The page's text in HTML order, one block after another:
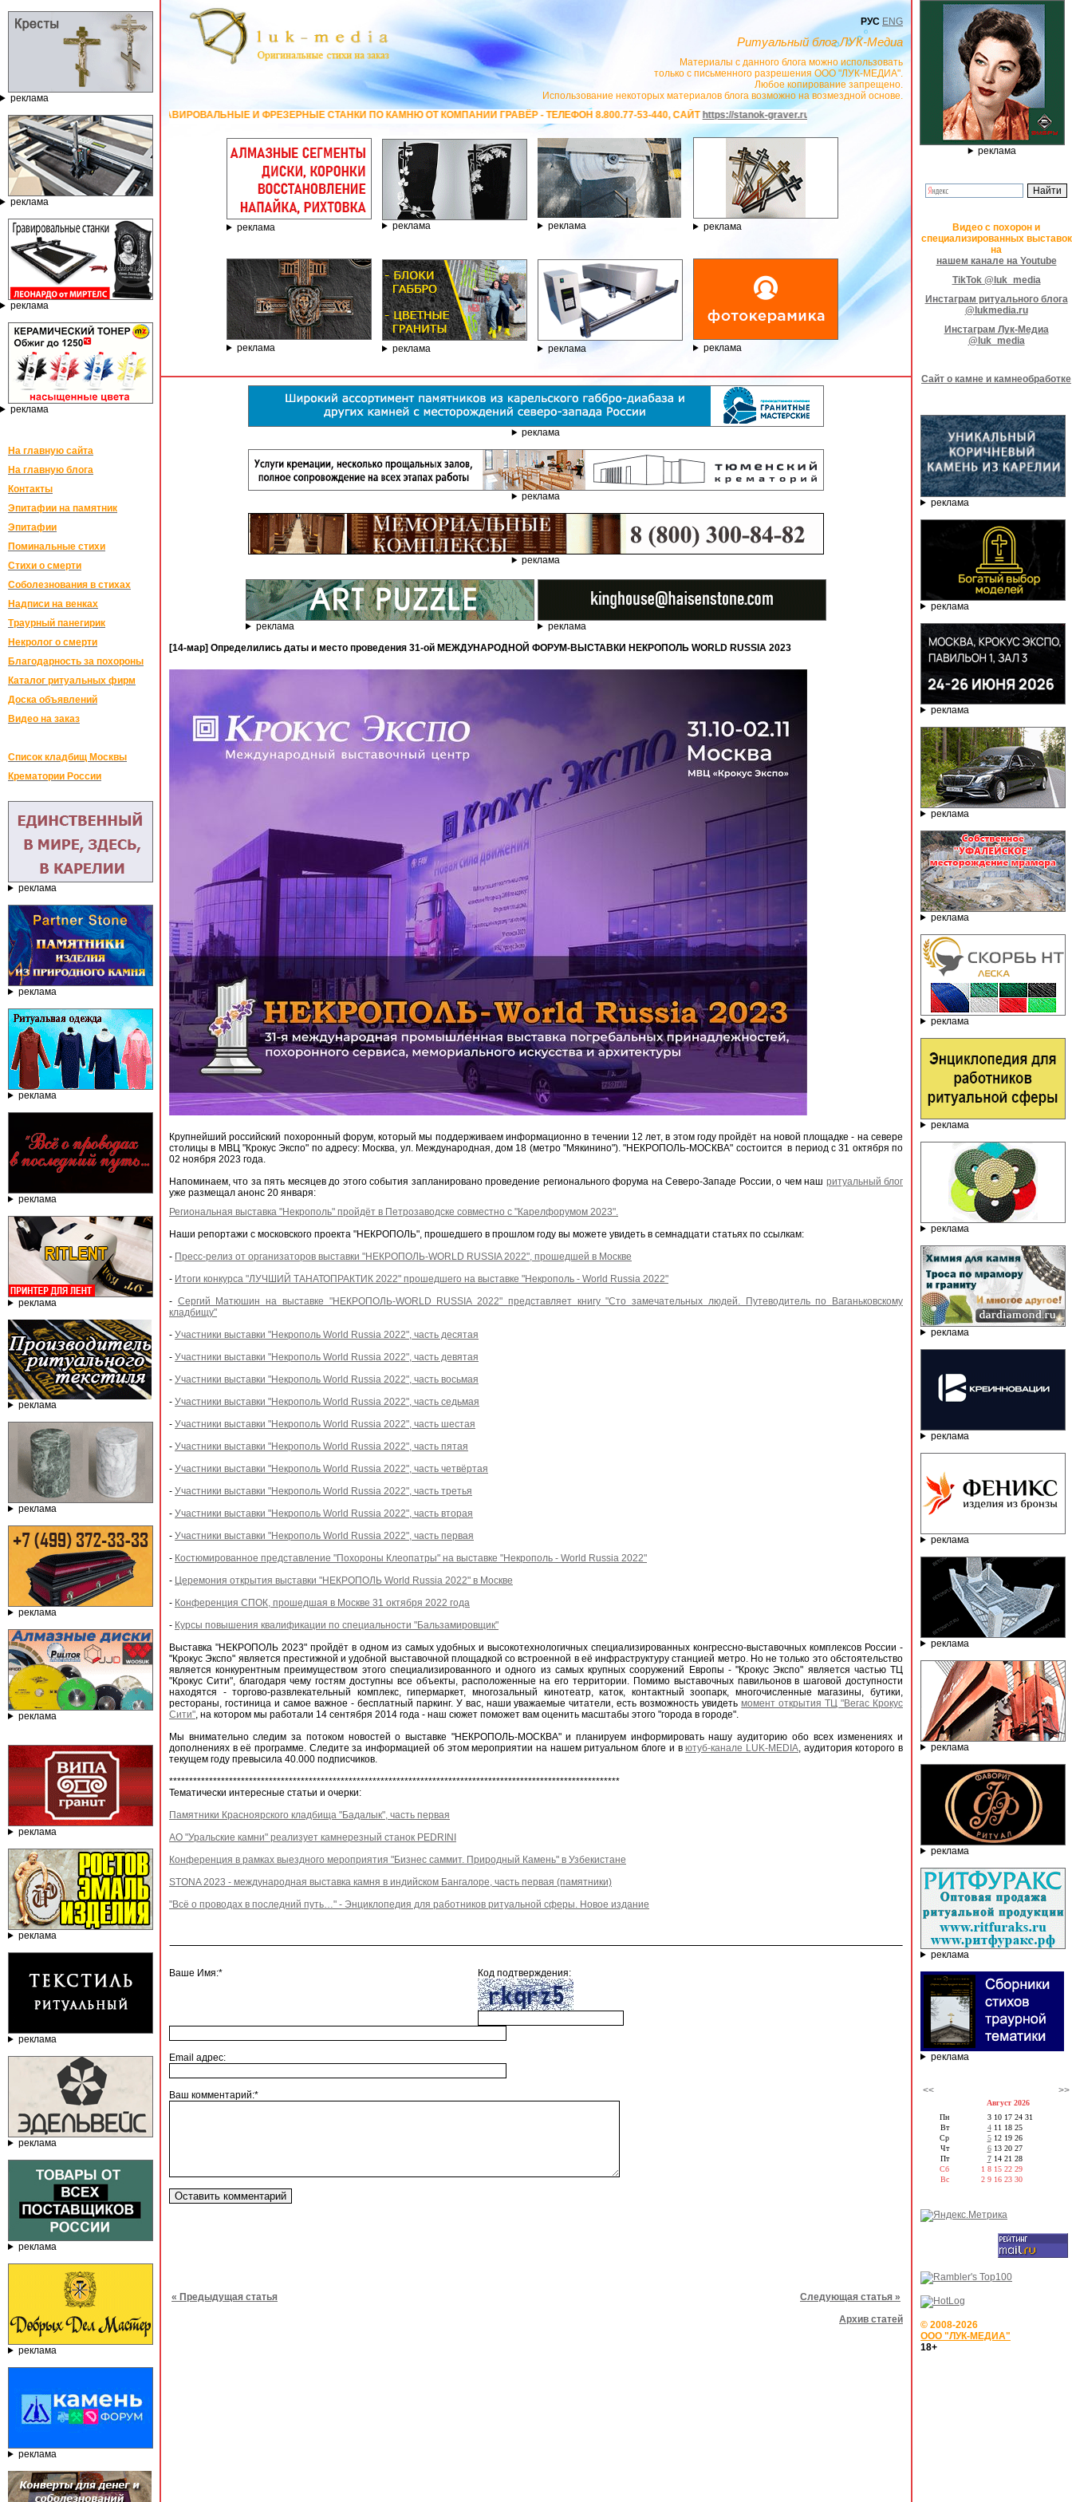
реклама
реклама
реклама
реклама
На главную сайта
На главную блога
Контакты
Эпитафии на памятник
Эпитафии
Поминальные стихи
Стихи о смерти
Соболезнования в стихах
Надписи на венках
Траурный панегирик
Некролог о смерти
Благодарность за похороны
Каталог ритуальных фирм
Доска объявлений
Видео на заказ
Список кладбищ Москвы
Крематории России
реклама
реклама
реклама
реклама
реклама
реклама
реклама
реклама
реклама
реклама
реклама
реклама
реклама
реклама
реклама
реклама
РУС ENG
Ритуальный блог ЛУК-Медиа
Материалы с данного блога можно использовать
только с письменного разрешения ООО "ЛУК-МЕДИА".
Любое копирование запрещено.
Использование некоторых материалов блога возможно на возмездной основе.
ГРАВИРОВАЛЬНЫЕ И ФРЕЗЕРНЫЕ СТАНКИ ПО КАМНЮ ОТ КОМПАНИИ ГРАВЁР - ТЕЛЕФОН 8.800.77-53-440, САЙТhttps://stanok-graver.ru- РЕКЛАМОДАТЕЛЬ ИП Павленко С.В. ИНН: 233008852896. Erid:
реклама реклама реклама реклама
реклама реклама реклама реклама
реклама
реклама
реклама
реклама
реклама
[14-мар] Определились даты и место проведения 31-ой МЕЖДУНАРОДНОЙ ФОРУМ-ВЫСТАВКИ НЕКРОПОЛЬ WORLD RUSSIA 2023
Крупнейший российский похоронный форум, который мы поддерживаем информационно в течении 12 лет, в этом году пройдёт на новой площадке - на севере
столицы в МВЦ "Крокус Экспо" по адресу: Москва, ул. Международная, дом 18 (метро "Мякинино"). "НЕКРОПОЛЬ-МОСКВА" состоится в период с 31 октября по
02 ноября 2023 года.
Напоминаем, что за пять месяцев до этого события запланировано проведение регионального форума на Северо-Западе России, о чем наш ритуальный блог
уже размещал анонс 20 января:
Региональная выставка "Некрополь" пройдёт в Петрозаводске совместно с "Карелфорумом 2023".
Наши репортажи с московского проекта "НЕКРОПОЛЬ", прошедшего в прошлом году вы можете увидеть в семнадцати статьях по ссылкам:
- Пресс-релиз от организаторов выставки "НЕКРОПОЛЬ-WORLD RUSSIA 2022", прошедшей в Москве
- Итоги конкурса "ЛУЧШИЙ ТАНАТОПРАКТИК 2022" прошедшего на выставке "Некрополь - World Russia 2022"
- Сергий Матюшин на выставке "НЕКРОПОЛЬ-WORLD RUSSIA 2022" представляет книгу "Сто замечательных людей. Путеводитель по Ваганьковскому
кладбищу"
- Участники выставки "Некрополь World Russia 2022", часть десятая
- Участники выставки "Некрополь World Russia 2022", часть девятая
- Участники выставки "Некрополь World Russia 2022", часть восьмая
- Участники выставки "Некрополь World Russia 2022", часть седьмая
- Участники выставки "Некрополь World Russia 2022", часть шестая
- Участники выставки "Некрополь World Russia 2022", часть пятая
- Участники выставки "Некрополь World Russia 2022", часть четвёртая
- Участники выставки "Некрополь World Russia 2022", часть третья
- Участники выставки "Некрополь World Russia 2022", часть вторая
- Участники выставки "Некрополь World Russia 2022", часть первая
- Костюмированное представление "Похороны Клеопатры" на выставке "Некрополь - World Russia 2022"
- Церемония открытия выставки "НЕКРОПОЛЬ World Russia 2022" в Москве
- Конференция СПОК, прошедшая в Москве 31 октября 2022 года
- Курсы повышения квалификации по специальности "Бальзамировщик"
Выставка "НЕКРОПОЛЬ 2023" пройдёт в одном из самых удобных и высокотехнологичных специализированных конгрессно-выставочных комплексов России -
"Крокус Экспо" является престижной и удобной выставочной площадкой со встроенной в её инфраструктуру станцией метро. Но не только это обстоятельство
является конкурентным преимуществом этого специализированного и одного из самых крупных сооружений Европы - "Крокус Экспо" является частью ТЦ
"Крокус Сити", благодаря чему гостям доступны все объекты, расположенные на его территории. Помимо выставочных павильонов в шаговой доступности
находятся - торгово-развлекательный комплекс, гипермаркет, многозальный кинотеатр, каток, контактный зоопарк, многочисленные магазины, бутики,
рестораны, гостиница и самое важное - бесплатный паркинг. У вас, наши уважаемые читатели, есть возможность увидетьмомент открытия ТЦ "Вегас Крокус
Сити", на котором мы работали 14 сентября 2014 года - наш сюжет поможет вам оценить масштабы этого "города в городе".
Мы внимательно следим за потоком новостей о выставке "НЕКРОПОЛЬ-МОСКВА" и планируем информировать нашу аудиторию обо всех изменениях и
дополнениях в её программе. Следите за информацией об этом мероприятии на нашем ритуальном блоге и вютуб-канале LUK-MEDIA, аудитория которого в
текущем году превысила 40.000 подписчиков.
*****************************************************************************************************************
Тематически интересные статьи и очерки:
Памятники Красноярского кладбища "Бадалык", часть первая
АО "Уральские камни" реализует камнерезный станок PEDRINI
Конференция в рамках выездного мероприятия "Бизнес саммит. Природный Камень" в Узбекистане
STONA 2023 - международная выставка камня в индийском Бангалоре, часть первая (памятники)
"Всё о проводах в последний путь…" - Энциклопедия для работников ритуальной сферы. Новое издание
Код подтверждения:
Ваше Имя:*
Email адрес:
Ваш комментарий:*
« Предыдущая статья
Следующая статья »
Архив статей
реклама
Видео с похорон и
специализированных выставок
на
нашем канале на Youtube
TikTok @luk_media
Инстаграм ритуального блога
@lukmedia.ru
Инстаграм Лук-Медиа
@luk_media
Сайт о камне и камнеобработке
реклама
реклама
реклама
реклама
реклама
реклама
реклама
реклама
реклама
реклама
реклама
реклама
реклама
реклама
реклама
реклама
<< >>
Август 2026
Пн
Вт
Ср
Чт
Пт
Сб
Вс
3 10 17 24 31
4 11 18 25
5 12 19 26
6 13 20 27
7 14 21 28
1 8 15 22 29
2 9 16 23 30
© 2008-2026
ООО "ЛУК-МЕДИА"
18+